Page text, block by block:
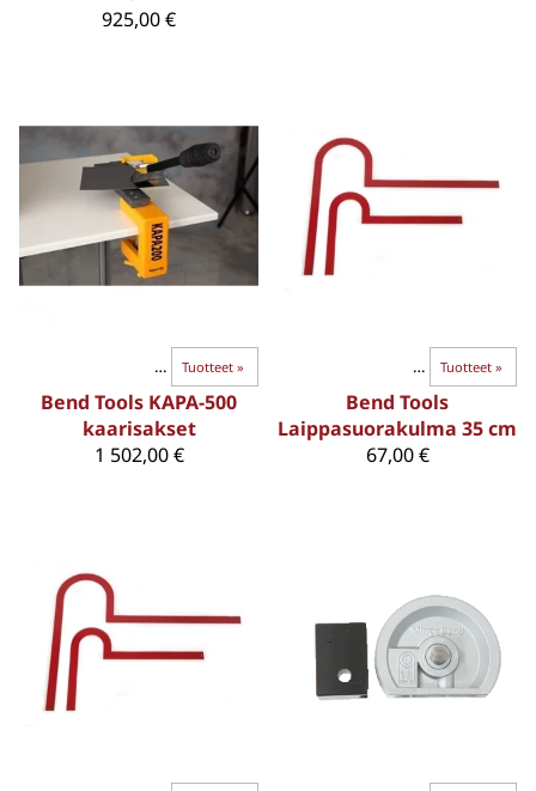
925,00 €
Tuotteet ‪»
Bend Tools KAPA-500
kaarisakset
1 502,00 €
Tuotteet ‪»
SUORAKULMAT ‪»
Bend Tools
Laippasuorakulma 35 cm
67,00 €